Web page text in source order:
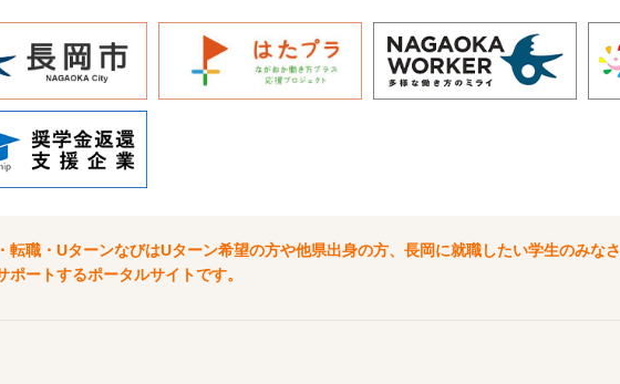
転職・UターンなびはUターン希望の方や他県出身の方、長岡に就職したい学生のみな
ポートするポータルサイトです。